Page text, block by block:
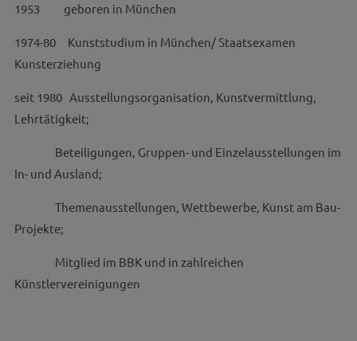
1953 geboren in München
1974-80 Kunststudium in München/ Staatsexamen
Kunsterziehung
seit 1980 Ausstellungsorganisation, Kunstvermittlung,
Lehrtätigkeit;
Beteiligungen, Gruppen- und Einzelausstellungen im
In- und Ausland;
Themenausstellungen, Wettbewerbe, Kunst am Bau-
Projekte;
Mitglied im BBK und in zahlreichen
Künstlervereinigungen